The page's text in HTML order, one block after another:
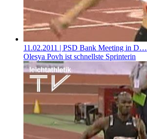
11.02.2011 | PSD Bank Meeting in D…
Olesya Povh ist schnellste Sprinterin